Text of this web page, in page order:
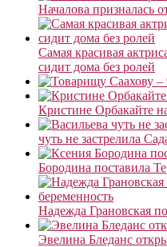
Началова призналась
Самая красивая
сидит дома без ролей
Кристине Орбакайте
чуть не застрелила
Бородина поставила
Надежда Грановская
Эвелина Бледанс